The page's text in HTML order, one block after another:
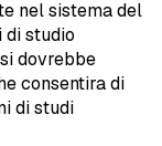
nel sistema del
studio
dovrebbe
consentira di
di studi